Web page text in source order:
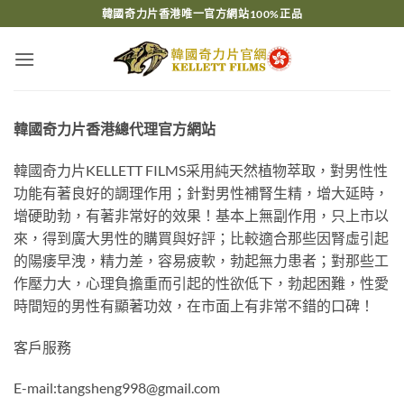
to
content
韓國奇力片香港唯一官方網站100%正品
韓國奇力片香港總代理官方網站
韓國奇力片KELLETT FILMS采用純天然植物萃取，對男性性
功能有著良好的調理作用；針對男性補腎生精，增大延時，
增硬助勃，有著非常好的效果！基本上無副作用，只上市以
來，得到廣大男性的購買與好評；比較適合那些因腎虛引起
的陽痿早洩，精力差，容易疲軟，勃起無力患者；對那些工
作壓力大，心理負擔重而引起的性欲低下，勃起困難，性愛
時間短的男性有顯著功效，在市面上有非常不錯的口碑！
客戶服務
E-mail:tangsheng998@gmail.com